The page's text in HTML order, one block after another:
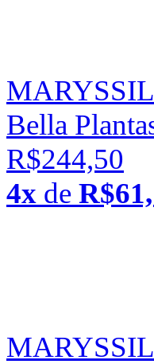
MARYSSIL
Bella
R$244,50
4x de
MARYSSIL